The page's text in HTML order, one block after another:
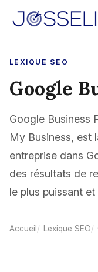
LEXIQUE SEO
Google
Google Business
My Business, est
entreprise dans
des résultats de
le plus puissant
Accueil Lexique SEO